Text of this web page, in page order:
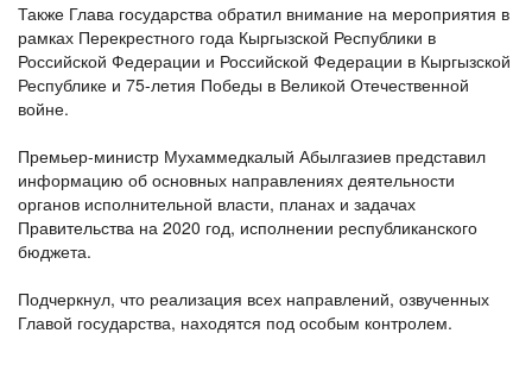
Также Глава государства обратил внимание на мероприятия в
рамках Перекрестного года Кыргызской Республики в
Российской Федерации и Российской Федерации в Кыргызской
Республике и 75-летия Победы в Великой Отечественной
войне.
Премьер-министр Мухаммедкалый Абылгазиев представил
информацию об основных направлениях деятельности
органов исполнительной власти, планах и задачах
Правительства на 2020 год, исполнении республиканского
бюджета.
Подчеркнул, что реализация всех направлений, озвученных
Главой государства, находятся под особым контролем.